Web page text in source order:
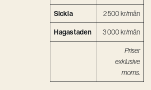
Sickla 2 500 kr/mån
Hagastaden 3 000 kr/mån
Priser
exklusive
moms.